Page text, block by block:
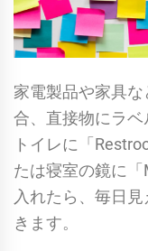
家電製品や家具
合、直接物にラベ
トイレに「
たは寝室の鏡に
入れたら、毎日
きます。